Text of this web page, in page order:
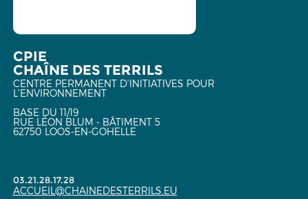
CPIE
CHAÎNE DES TERRILS
CENTRE PERMANENT D'INITIATIVES POUR
L'ENVIRONNEMENT
BASE DU 11/19
RUE LÉON BLUM - BÂTIMENT 5
62750 LOOS-EN-GOHELLE
03.21.28.17.28
ACCUEIL@CHAINEDESTERRILS.EU